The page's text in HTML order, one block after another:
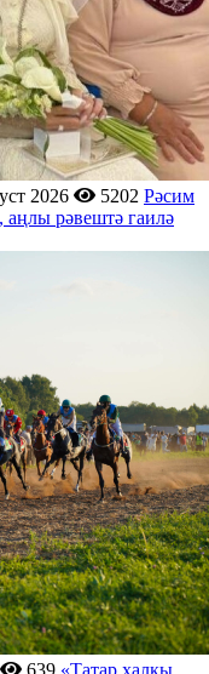
2026 5202 Рәсим
рәвештә гаилә
639 «Татар халкы